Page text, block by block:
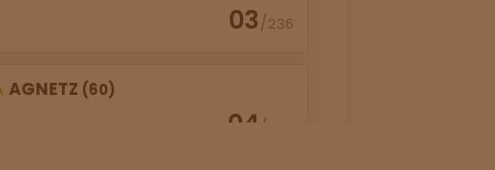
03/236
AGNETZ (60)
04 /